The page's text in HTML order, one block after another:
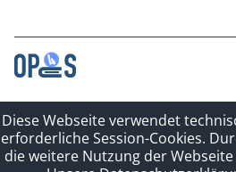
Contact
Legal_of_Dataprotect
Imprint
Diese Webseite verwendet
erforderliche Session-Cookies.
die weitere Nutzung der